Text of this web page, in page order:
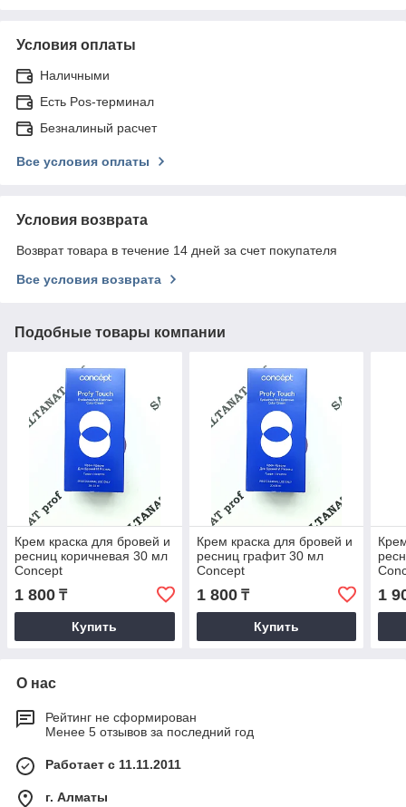
Условия оплаты
Наличными
Есть Pos-терминал
Безналиный расчет
Все условия оплаты
Условия возврата
Возврат товара в течение 14 дней за счет покупателя
Все условия возврата
Подобные товары компании
Крем краска для бровей и
ресниц коричневая 30 мл
Concept
1 800 ₸
Купить
Крем краска для бровей и
ресниц графит 30 мл
Concept
1 800₸
Купить
1
О нас
Рейтинг не сформирован
Менее 5 отзывов за последний год
Работает с 11.11.2011
г. Алматы